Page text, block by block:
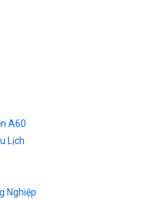
A60
Lịch
Nghiệp